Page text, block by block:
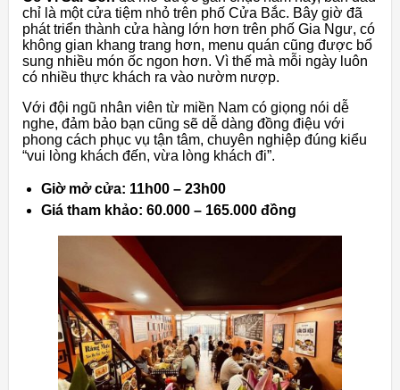
chỉ là một cửa tiệm nhỏ trên phố Cửa Bắc. Bây giờ đã
phát triển thành cửa hàng lớn hơn trên phố Gia Ngư, có
không gian khang trang hơn, menu quán cũng được bổ
sung nhiều món ốc ngon hơn. Vì thế mà mỗi ngày luôn
có nhiều thực khách ra vào nườm nượp.
Với đội ngũ nhân viên từ miền Nam có giọng nói dễ
nghe, đảm bảo bạn cũng sẽ dễ dàng đồng điệu với
phong cách phục vụ tận tâm, chuyên nghiệp đúng kiểu
“vui lòng khách đến, vừa lòng khách đi”.
Giờ mở cửa: 11h00 – 23h00
Giá tham khảo: 60.000 – 165.000 đồng